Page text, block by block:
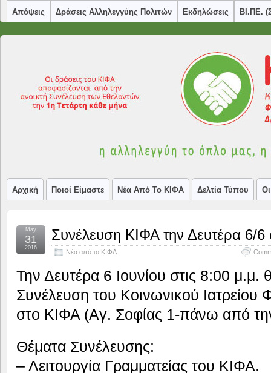
Απόψεις Δράσεις Αλληλεγγύης Πολιτών Εκδηλώσεις ΒΙ.ΠΕ.
Αρχική Ποιοί Είμαστε Νέα Από Το ΚΙΦΑ Δελτία Τύπου
Συνέλευση ΚΙΦΑ την Δευτέρα 6/6
Νέα από το ΚΙΦΑ
May
31
2016
Την Δευτέρα 6 Ιουνίου στις 8:00 μ.μ.
Συνέλευση του Κοινωνικού Ιατρείου
στο ΚΙΦΑ (Αγ. Σοφίας 1-πάνω από
Θέματα Συνέλευσης:
– Λειτουργία Γραμματείας του ΚΙΦΑ.